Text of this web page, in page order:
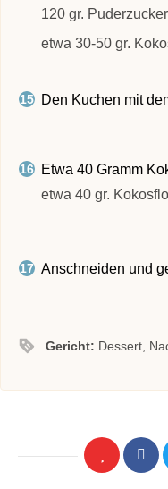
120 gr.
etwa 30-50 gr.
Den Kuchen mit
Etwa 40 Gramm
etwa 40 gr.
Anschneiden und
Gericht: Dessert,